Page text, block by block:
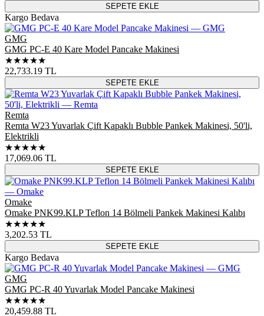
SEPETE EKLE
Kargo Bedava
GMG
GMG PC-E 40 Kare Model Pancake Makinesi
★★★★★
22,733.19 TL
SEPETE EKLE
Remta
Remta W23 Yuvarlak Çift Kapaklı Bubble Pankek Makinesi, 50'li,
Elektrikli
★★★★★
17,069.06 TL
SEPETE EKLE
Omake
Omake PNK99.KLP Teflon 14 Bölmeli Pankek Makinesi Kalıbı
★★★★★
3,202.53 TL
SEPETE EKLE
Kargo Bedava
GMG
GMG PC-R 40 Yuvarlak Model Pancake Makinesi
★★★★★
20,459.88 TL